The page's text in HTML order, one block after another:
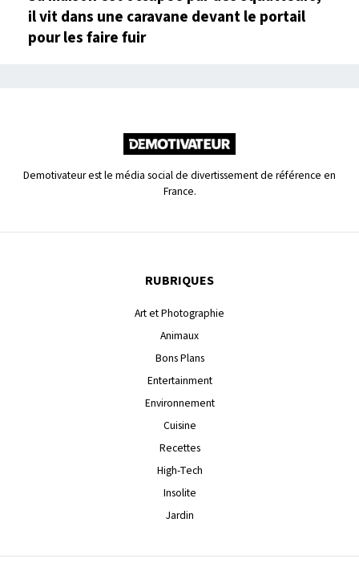
il vit dans une caravane devant le portail
pour les faire fuir
Demotivateur est le média social de divertissement de référence en
France.
RUBRIQUES
Art et Photographie
Animaux
Bons Plans
Entertainment
Environnement
Cuisine
Recettes
High-Tech
Insolite
Jardin